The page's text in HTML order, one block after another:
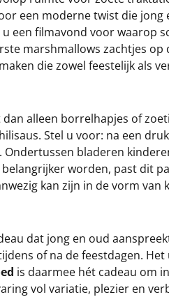
een moderne twist die
een filmavond voor waarop
marshmallows zachtjes
die zowel feestelijk als
alleen borrelhapjes of
Stel u voor: na een
bladeren
worden, past dit
kan zijn in de vorm
dat jong en oud
of na de feestdagen.
is daarmee hét cadeau om
vol variatie, plezier en